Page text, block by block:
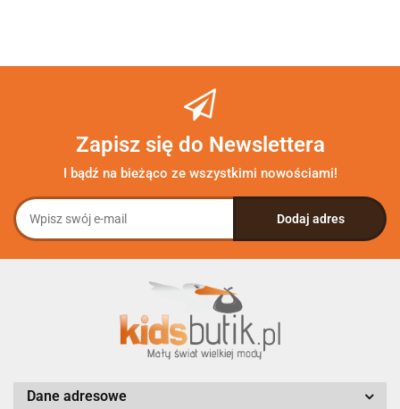
Zapisz się do Newslettera
I bądź na bieżąco ze wszystkimi nowościami!
Dane adresowe